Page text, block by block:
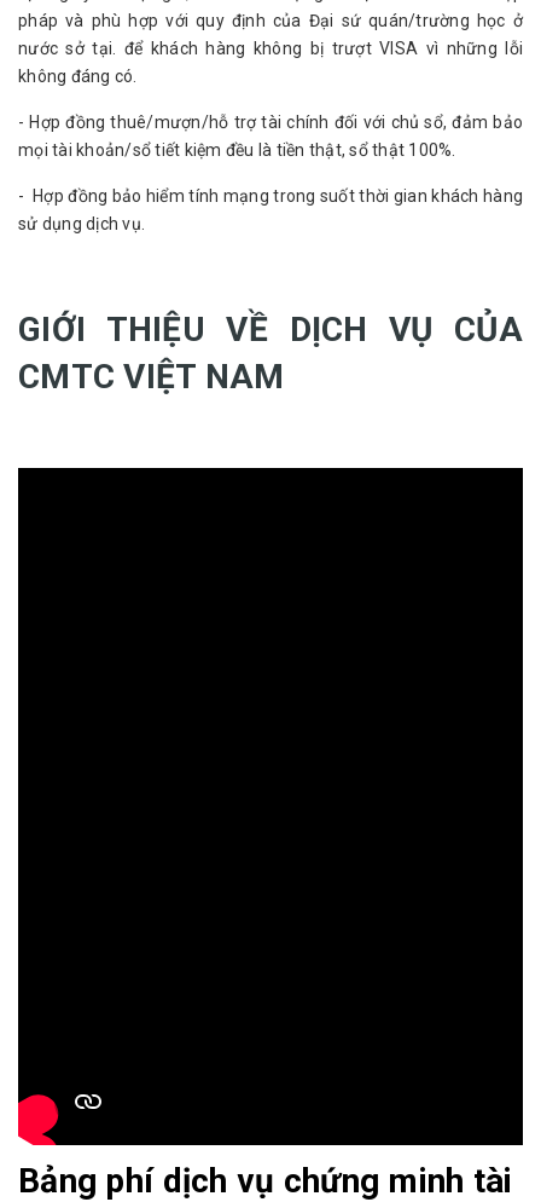
pháp và phù hợp với quy định của Đại sứ quán/trường học ở
nước sở tại. để khách hàng không bị trượt VISA vì những lỗi
không đáng có.
- Hợp đồng thuê/mượn/hỗ trợ tài chính đối với chủ sổ, đảm bảo
mọi tài khoản/sổ tiết kiệm đều là tiền thật, sổ thật 100%.
- Hợp đồng bảo hiểm tính mạng trong suốt thời gian khách hàng
sử dụng dịch vụ.
GIỚI THIỆU VỀ DỊCH VỤ CỦA
CMTC VIỆT NAM
Bảng phí dịch vụ chứng minh tài